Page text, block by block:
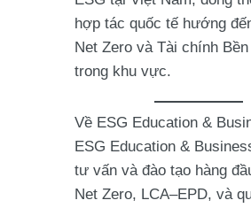
hợp tác quốc tế hướng
Net Zero và Tài chính
trong khu vực.
Về ESG Education &
ESG Education &
tư vấn và đào tạo hàng
Net Zero, LCA–EPD, và